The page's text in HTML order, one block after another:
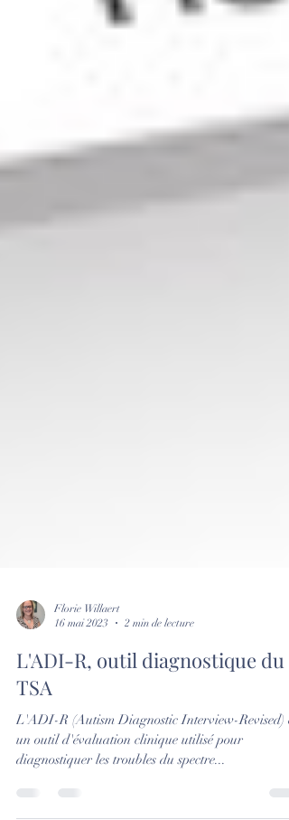
16 mai 2023
2 min de lecture
L'ADI-R, outil diagnostique du
TSA
L'ADI-R (Autism Diagnostic Interview-Revised)
diagnostiquer les troubles du spectre...